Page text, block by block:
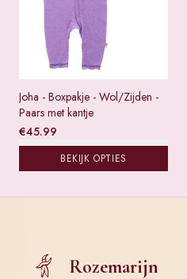
Joha - Boxpakje - Wol/Zijden -
Paars met kantje
€45.99
BEKIJK OPTIES
Rozemarijn